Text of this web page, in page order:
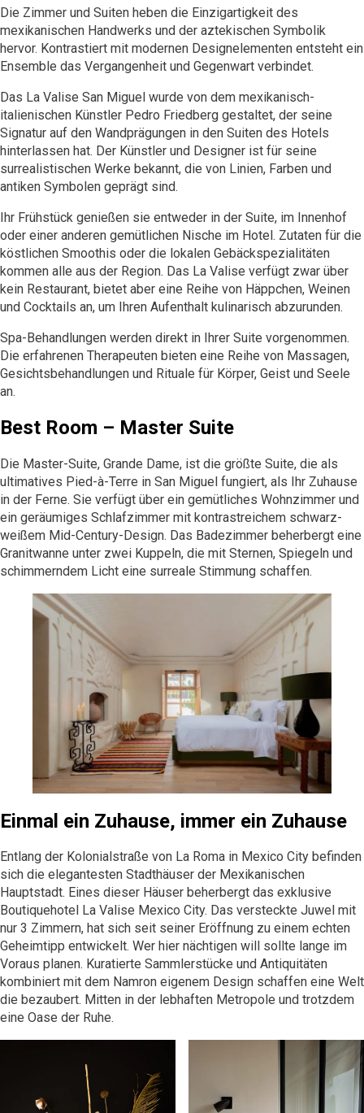
Die Zimmer und Suiten heben die Einzigartigkeit des
mexikanischen Handwerks und der aztekischen Symbolik
hervor. Kontrastiert mit modernen Designelementen entsteht ein
Ensemble das Vergangenheit und Gegenwart verbindet.
Das La Valise San Miguel wurde von dem mexikanisch-
italienischen Künstler Pedro Friedberg gestaltet, der seine
Signatur auf den Wandprägungen in den Suiten des Hotels
hinterlassen hat. Der Künstler und Designer ist für seine
surrealistischen Werke bekannt, die von Linien, Farben und
antiken Symbolen geprägt sind.
Ihr Frühstück genießen sie entweder in der Suite, im Innenhof
oder einer anderen gemütlichen Nische im Hotel. Zutaten für die
köstlichen Smoothis oder die lokalen Gebäckspezialitäten
kommen alle aus der Region. Das La Valise verfügt zwar über
kein Restaurant, bietet aber eine Reihe von Häppchen, Weinen
und Cocktails an, um Ihren Aufenthalt kulinarisch abzurunden.
Spa-Behandlungen werden direkt in Ihrer Suite vorgenommen.
Die erfahrenen Therapeuten bieten eine Reihe von Massagen,
Gesichtsbehandlungen und Rituale für Körper, Geist und Seele
an.
Best Room – Master Suite
Die Master-Suite, Grande Dame, ist die größte Suite, die als
ultimatives Pied-à-Terre in San Miguel fungiert, als Ihr Zuhause
in der Ferne. Sie verfügt über ein gemütliches Wohnzimmer und
ein geräumiges Schlafzimmer mit kontrastreichem schwarz-
weißem Mid-Century-Design. Das Badezimmer beherbergt eine
Granitwanne unter zwei Kuppeln, die mit Sternen, Spiegeln und
schimmerndem Licht eine surreale Stimmung schaffen.
Einmal ein Zuhause, immer ein Zuhause
Entlang der Kolonialstraße von La Roma in Mexico City befinden
sich die elegantesten Stadthäuser der Mexikanischen
Hauptstadt. Eines dieser Häuser beherbergt das exklusive
Boutiquehotel La Valise Mexico City. Das versteckte Juwel mit
nur 3 Zimmern, hat sich seit seiner Eröffnung zu einem echten
Geheimtipp entwickelt. Wer hier nächtigen will sollte lange im
Voraus planen. Kuratierte Sammlerstücke und Antiquitäten
kombiniert mit dem Namron eigenem Design schaffen eine Welt
die bezaubert. Mitten in der lebhaften Metropole und trotzdem
eine Oase der Ruhe.